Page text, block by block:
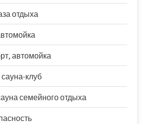
отдыха
автомойка
клуб
семейного отдыха